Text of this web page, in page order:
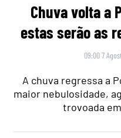
Chuva volta a
estas serão as
09:00 7
A chuva regressa a
maior nebulosidade,
trovoada